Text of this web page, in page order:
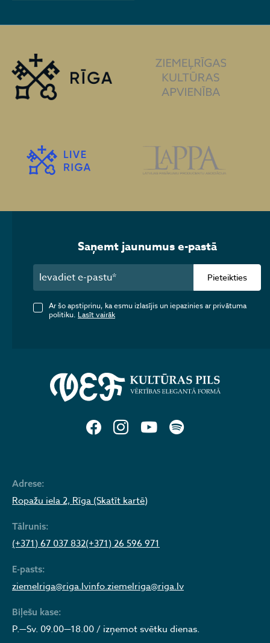
Adrese:
Ropažu iela 2, Rīga (Skatīt kartē)
Tālrunis:
(+371) 67 037 832(+371) 26 596 971
E-pasts:
ziemelriga@riga.lvinfo.ziemelriga@riga.lv
Biļešu kase:
P.—Sv. 09.00—18.00 / izņemot svētku dienas.
Saņemt jaunumus e-pastā
Pieteikties
Ar šo apstiprinu, ka esmu izlasījis un iepazinies ar privātuma
politiku. Lasīt vairāk